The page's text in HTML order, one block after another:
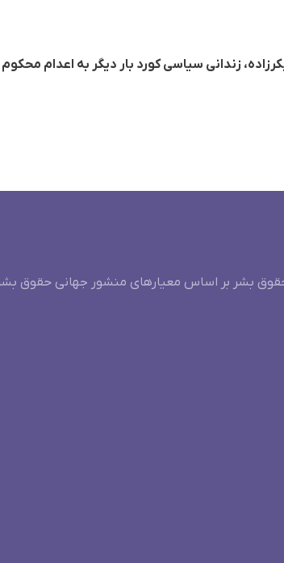
زندانی سیاسی کورد بار دیگر به اعدام
بشر بر اساس معیارهای منشور جهانی حقوق بشر